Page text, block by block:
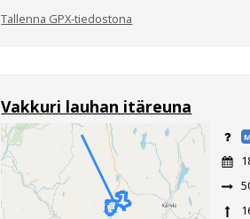
Tallenna GPX-tiedostona
Vakkuri lauhan itäreuna